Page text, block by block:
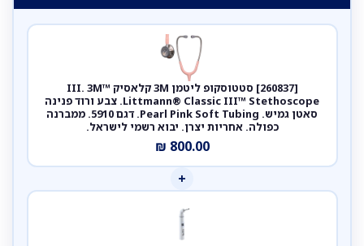
[260837] סטטוסקופ ליטמן 3M קלאסיק III. 3M™
Littmann® Classic III™ Stethoscope. צבע ורוד פנינה
סאטן גמיש. Pearl Pink Soft Tubing. דגם 5910. ממברנה
כפולה. אחריות יצרן. יבוא רשמי לישראל.
800.00
₪
+